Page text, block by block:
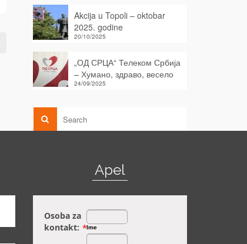
Akcija u Topoli – oktobar
2025. godine
20/10/2025
„ОД СРЦА“ Телеком Србија
– Хумано, здраво, весело
24/09/2025
Apel
Osoba za
kontakt: *Ime